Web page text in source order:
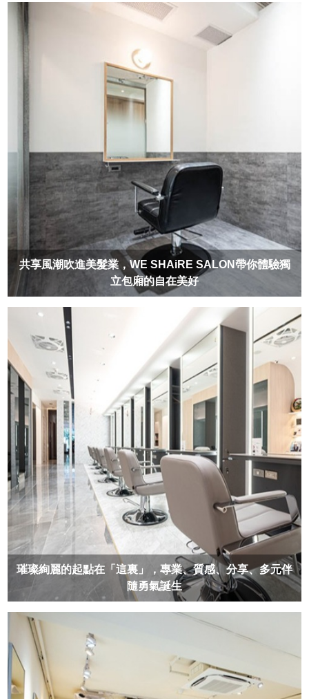
共享風潮吹進美髮業，WE SHAiRE SALON帶你體驗獨
立包廂的自在美好
璀璨絢麗的起點在「這裏」，專業、質感、分享、多元伴
隨勇氣誕生